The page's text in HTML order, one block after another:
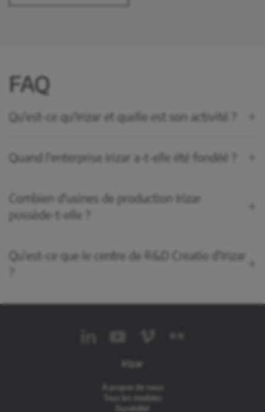
FAQ
Qu'est-ce qu'Irizar et quelle est son activité ?
Quand l'enterprise Irizar a-t-elle été fondéé ?
Combien d'usines de production Irizar
possède-t-elle ?
Qu'est-ce que le centre de R&D Creatio d'Irizar
Irizar
À propos de nous
Tous les modèles
Durabilité